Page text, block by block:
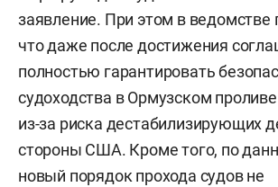
заявление. При этом в ведомстве
что даже после достижения
полностью гарантировать
судоходства в Ормузском
из-за риска дестабилизирующих
стороны США. Кроме того, по
новый порядок прохода судов не